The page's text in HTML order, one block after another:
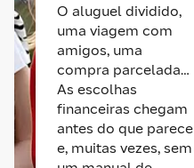
O aluguel dividido,
uma viagem com
amigos, uma
compra parcelada…
As escolhas
financeiras chegam
antes do que parece
e, muitas vezes, sem